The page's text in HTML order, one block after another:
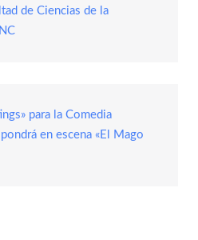
de Ciencias de la
para la Comedia
en escena «El Mago